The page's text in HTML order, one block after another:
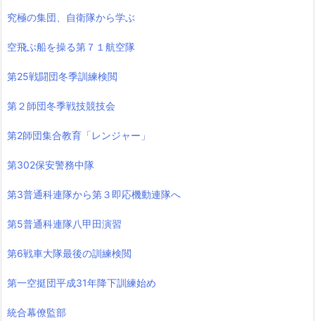
究極の集団、自衛隊から学ぶ
空飛ぶ船を操る第７１航空隊
第25戦闘団冬季訓練検閲
第２師団冬季戦技競技会
第2師団集合教育「レンジャー」
第302保安警務中隊
第3普通科連隊から第３即応機動連隊へ
第5普通科連隊八甲田演習
第6戦車大隊最後の訓練検閲
第一空挺団平成31年降下訓練始め
統合幕僚監部